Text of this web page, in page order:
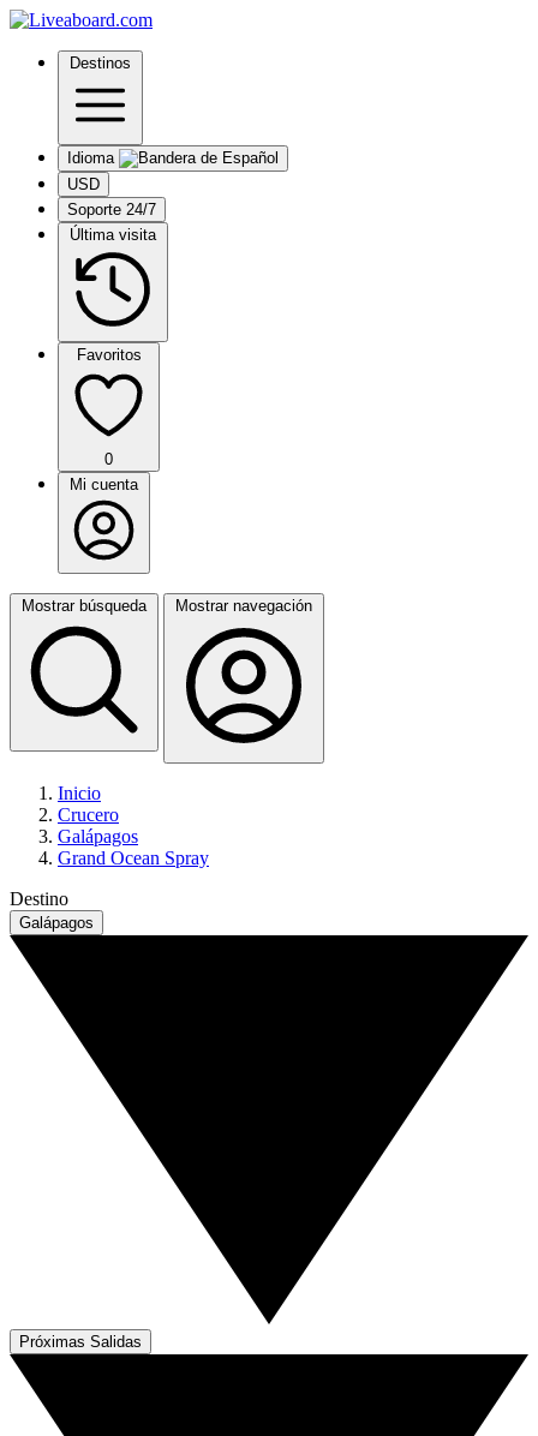
Destinos
Idioma
USD
Soporte 24/7
Última visita
Favoritos
0
Mi cuenta
Mostrar búsqueda Mostrar navegación
Inicio
Crucero
Galápagos
Grand Ocean Spray
Destino
Galápagos
Próximas Salidas